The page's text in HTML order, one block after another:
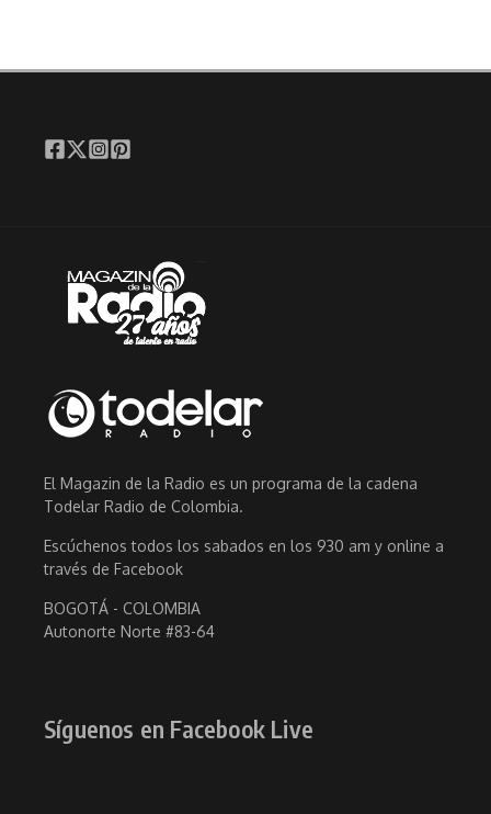
El Magazin de la Radio es un programa de la cadena
Todelar Radio de Colombia.
Escúchenos todos los sabados en los 930 am y online a
través de Facebook
BOGOTÁ - COLOMBIA
Autonorte Norte #83-64
Síguenos en Facebook Live